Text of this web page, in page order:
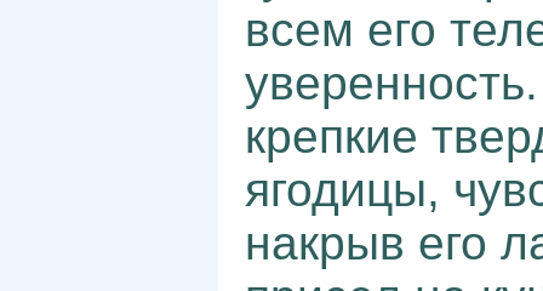
всем его
крепкие
ягодицы,
накрыв его